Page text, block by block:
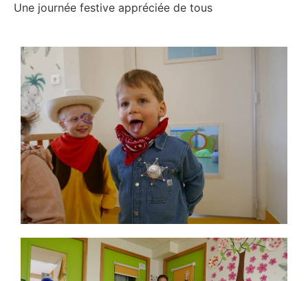
Une journée festive appréciée de tous